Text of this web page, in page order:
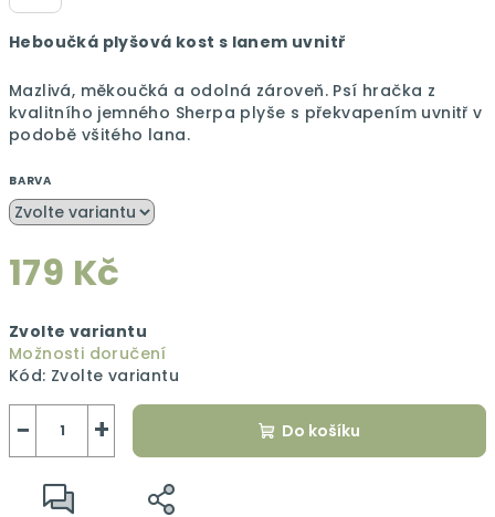
Heboučká plyšová kost s lanem uvnitř
Mazlivá, měkoučká a odolná zároveň. Psí hračka z
kvalitního jemného Sherpa plyše s překvapením uvnitř v
podobě všitého lana.
BARVA
179 Kč
cena:
Zvolte variantu
Možnosti doručení
Kód: Zvolte variantu
+
− Do košíku